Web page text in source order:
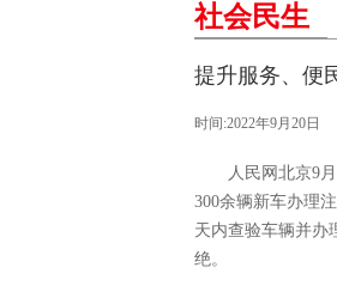
社会民生
提升服务、便
时间:2022年9月20日
人民网北京9
300余辆新车办理
天内查验车辆并办
绝。